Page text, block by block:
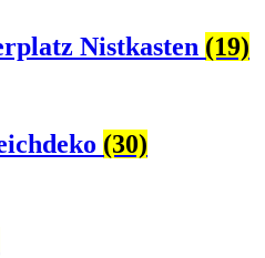
Nistkasten (19)
(30)